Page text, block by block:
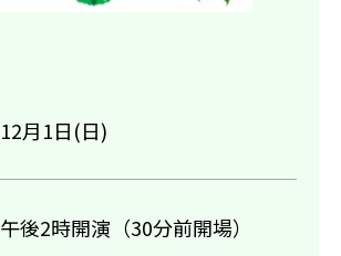
12月1日(日)
午後2時開演（30分前開場）